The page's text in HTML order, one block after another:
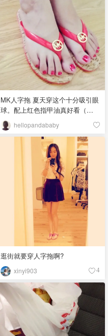
MK人字拖 夏天穿这个十分吸引眼
球。配上红色指甲油真好看（其
实脚趾头那是沾了闪粉，不过没
有拍出来那个美美的效果）。穿
起来也很舒服，比胶拖舒服多
hellopandababy
逛街就要穿人字拖啊?
xinyi903 4